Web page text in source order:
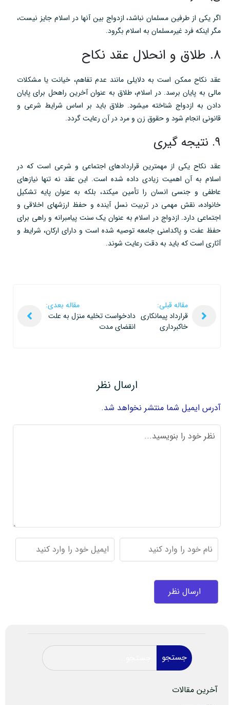
اگر یکی از طرفین مسلمان نباشد، ازدواج بین آنها در اسلام جایز نیست،
مگر اینکه فرد غیرمسلمان به اسلام بگرود.
۸. طلاق و انحلال عقد نکاح
عقد نکاح ممکن است به دلایلی مانند عدم تفاهم، خیانت یا مشکلات
مالی به پایان برسد. در اسلام، طلاق به عنوان آخرین راهحل برای پایان
دادن به ازدواج شناخته میشود. طلاق باید بر اساس شرایط شرعی و
قانونی انجام شود و حقوق زن و مرد در آن رعایت گردد.
۹. نتیجه گیری
عقد نکاح یکی از مهمترین قراردادهای اجتماعی و شرعی است که در
اسلام به آن اهمیت زیادی داده شده است. این عقد نه تنها نیازهای
عاطفی و جنسی انسان را تأمین میکند، بلکه به عنوان پایه تشکیل
خانواده، نقش مهمی در تربیت نسل آینده و حفظ ارزشهای اخلاقی و
اجتماعی دارد. ازدواج در اسلام به عنوان یک سنت پیامبرانه و راهی برای
حفظ عفت و پاکدامنی جامعه توصیه شده است و دارای ارکان، شرایط و
آثاری است که باید به دقت رعایت شوند.
مقاله قبلی:
قرارداد پیمانکاری
خاکبرداری
مقاله بعدی:
دادخواست تخلیه منزل به علت
انقضای مدت
ارسال نظر
آدرس ایمیل شما منتشر نخواهد شد.
جستجو
آخرین مقالات